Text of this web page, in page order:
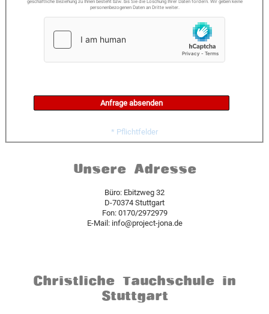
geschäftliche Beziehung zu Ihnen besteht bzw. bis Sie die Löschung Ihrer Daten fordern. Wir geben keine
personenbezogenen Daten an Dritte weiter.
* Pflichtfelder
Unsere Adresse
Büro: Ebitzweg 32
D-70374 Stuttgart
Fon: 0170/2972979
E-Mail: info@project-jona.de
Christliche Tauchschule in
Stuttgart